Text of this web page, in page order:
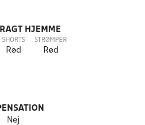
HJEMME
SHORTS
Rød
STRØMPER
Rød
Nej